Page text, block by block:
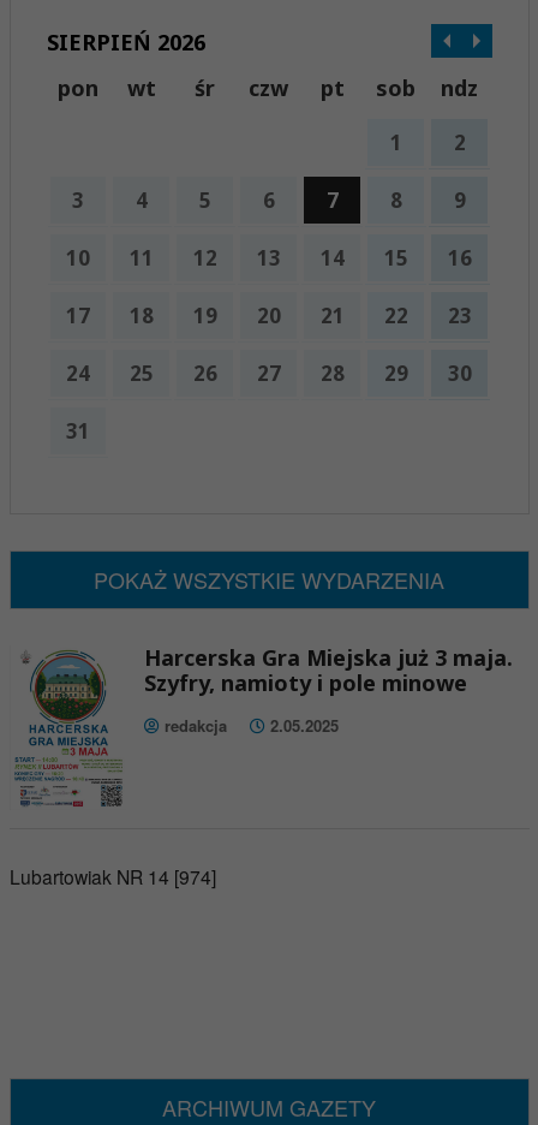
SIERPIEŃ 2026
pon
wt śr czw pt sob ndz
1 2
3 4 5 6 7 8 9
10 11 12 13 14 15 16
17 18 19 20 21 22 23
24 25 26 27 28 29 30
31
POKAŻ WSZYSTKIE WYDARZENIA
Harcerska Gra Miejska już 3 maja.
Szyfry, namioty i pole minowe
redakcja 2.05.2025
Lubartowiak NR 14 [974]
ARCHIWUM GAZETY